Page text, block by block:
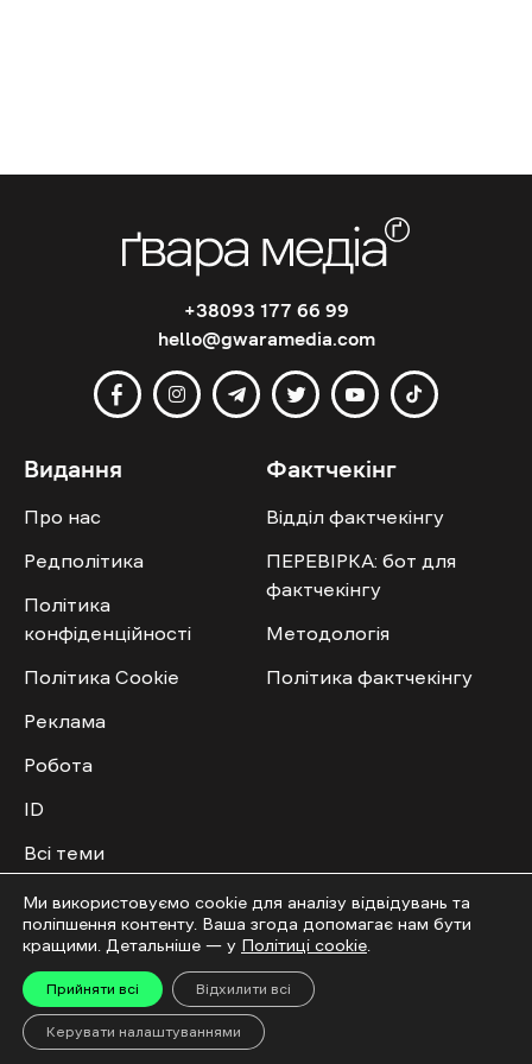
+38093 177 66 99
hello@gwaramedia.com
Видання
Про нас
Редполітика
Політика
конфіденційності
Політика Cookie
Реклама
Робота
ID
Всі теми
Публічний договір
Фактчекінг
Відділ фактчекінгу
ПЕРЕВІРКА: бот для
фактчекінгу
Методологія
Політика фактчекінгу
Мультимедіа
Відео
Фото
Спільнота
Приєднатись
Ми використовуємо cookie для аналізу відвідувань та
поліпшення контенту. Ваша згода допомагає нам бути
кращими. Детальніше — у Політиці cookie
Прийняти всі Відхилити всі
Керувати налаштуваннями